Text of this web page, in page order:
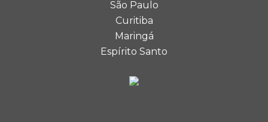
São Paulo
Curitiba
Maringá
Espírito Santo